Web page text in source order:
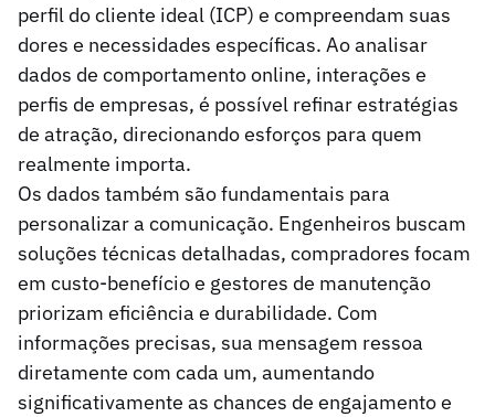
perfil do cliente ideal (ICP) e compreendam suas
dores e necessidades específicas. Ao analisar
dados de comportamento online, interações e
perfis de empresas, é possível refinar estratégias
de atração, direcionando esforços para quem
realmente importa.
Os dados também são fundamentais para
personalizar a comunicação. Engenheiros buscam
soluções técnicas detalhadas, compradores focam
em custo-benefício e gestores de manutenção
priorizam eficiência e durabilidade. Com
informações precisas, sua mensagem ressoa
diretamente com cada um, aumentando
significativamente as chances de engajamento e